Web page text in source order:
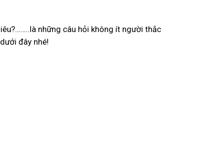
những câu hỏi không ít người thắc
đây nhé!